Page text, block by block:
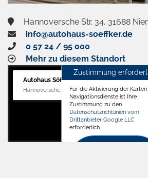
Hannoversche Str. 34, 31688
info@autohaus-soeffker.de
0 57 24 / 95 000
Mehr zu diesem Standort
Autohaus Söffker GmbH
Hannoversche Str. 34, 31688 Nienstädt
Zustimmung
Für die Aktivierung der
Navigationsdienste ist Ihre
Zustimmung zu den
Datenschutzrichtlinien vom
Drittanbieter Google LLC
erforderlich.